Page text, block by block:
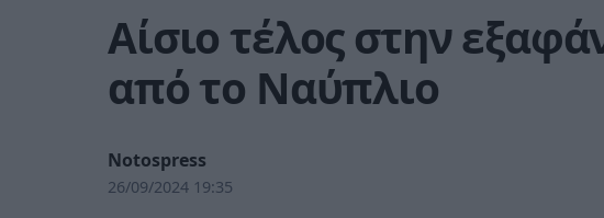
Αίσιο τέλος στην
από το Ναύπλιο
Notospress
26/09/2024 19:35